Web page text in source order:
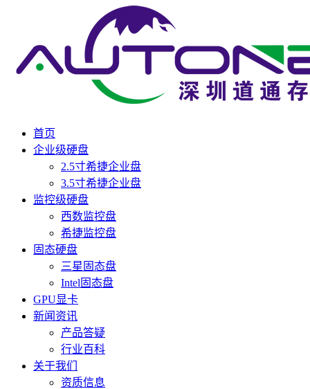
首页
企业级硬盘
2.5寸希捷企业盘
3.5寸希捷企业盘
监控级硬盘
西数监控盘
希捷监控盘
固态硬盘
三星固态盘
Intel固态盘
GPU显卡
新闻资讯
产品答疑
行业百科
关于我们
资质信息